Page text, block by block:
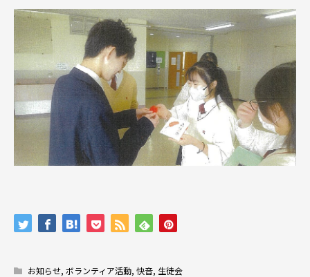
お知らせ, ボランティア活動, 快音, 生徒会